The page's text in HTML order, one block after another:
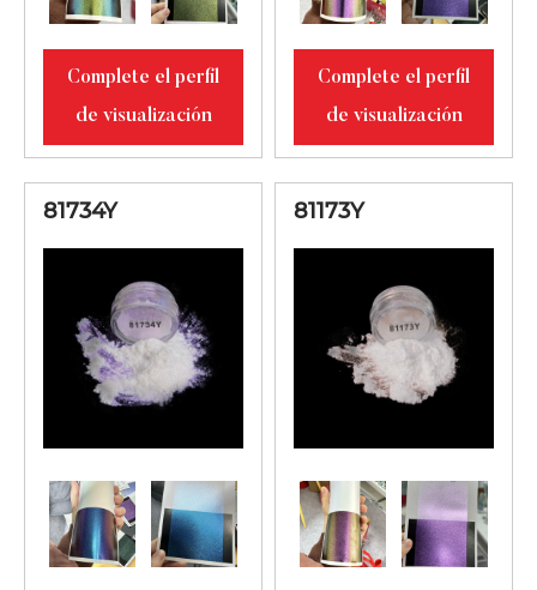
81451S
con luz
reflejada en
dorado.
10-100
luz verde, rojo y
luz naranja, lila
y azul
Complete el perfil
de visualización
Complete el perfil
de visualización
81734Y 81173Y